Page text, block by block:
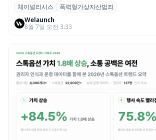
체이널리시스 “가상자산 보유자
범죄 증가…상반기 탈취액 3000
체이널리시스
폭력형가상자산범죄
Welaunch
8월 7일 오전 3:33